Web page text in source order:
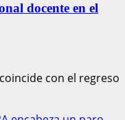
docente en el
con el regreso